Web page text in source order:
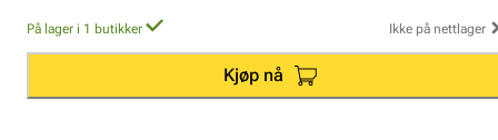
På lager i 1 butikker Ikke på nettlager
Kjøp nå